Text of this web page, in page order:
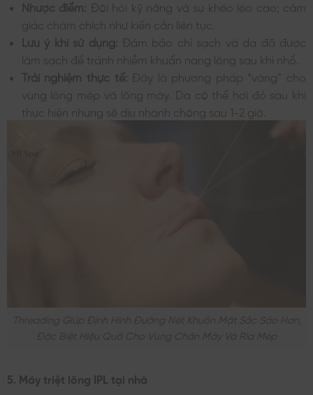
Nhược điểm: Đòi hỏi kỹ năng và sự khéo léo cao; cảm
giác châm chích như kiến cắn liên tục.
Lưu ý khi sử dụng: Đảm bảo chỉ sạch và da đã được
làm sạch để tránh nhiễm khuẩn nang lông sau khi nhổ.
Trải nghiệm thực tế: Đây là phương pháp “vàng” cho
vùng lông mép và lông mày. Da có thể hơi đỏ sau khi
thực hiện nhưng sẽ dịu nhanh chóng sau 1-2 giờ.
Threading Giúp Định Hình Đường Nét Khuôn Mặt Sắc Sảo Hơn,
Đặc Biệt Hiệu Quả Cho Vùng Chân Mày Và Ria Mép
5. Máy triệt lông IPL tại nhà